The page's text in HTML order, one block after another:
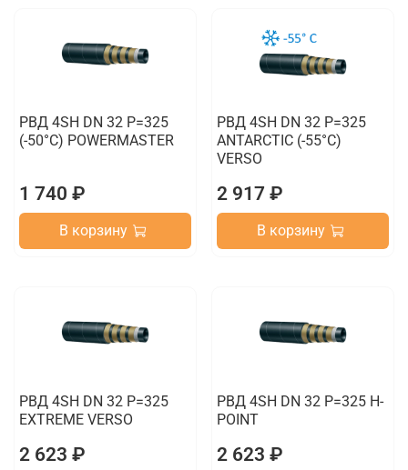
РВД 4SH DN 32 P=325
(-50°C) POWERMASTER
1 740 ₽
В корзину
РВД 4SH DN 32 P=325
ANTARCTIC (-55°C)
VERSO
2 917 ₽
В корзину
РВД 4SH DN 32 P=325
EXTREME VERSO
2 623 ₽
РВД 4SH DN 32 P=325 H-
POINT
2 623 ₽